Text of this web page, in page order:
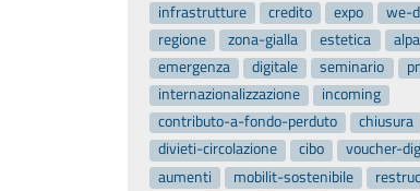
infrastrutture
credito expo
we-
regione
zona-gialla estetica alpa
emergenza
digitale seminario
internazionalizzazione
incoming
contributo-a-fondo-perduto
chiusura
divieti-circolazione
cibo
voucher-
aumenti
mobilit-sostenibile